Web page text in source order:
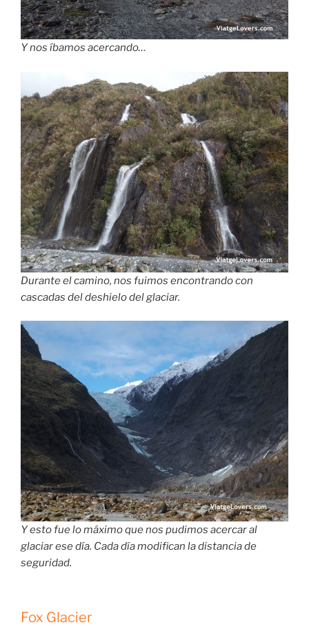
Y nos íbamos acercando…
Durante el camino, nos fuimos encontrando con
cascadas del deshielo del glaciar.
Y esto fue lo máximo que nos pudimos acercar al
glaciar ese día. Cada día modifican la distancia de
seguridad.
Fox Glacier